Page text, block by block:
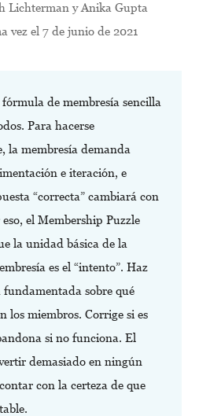
Lichterman y Anika Gupta
vez el 7 de junio de 2021
de membresía sencilla
Para hacerse
la membresía demanda
e iteración, e
“correcta” cambiará con
el Membership Puzzle
la unidad básica de la
es el “intento”. Haz
sobre qué
los miembros. Corrige si es
si no funciona. El
demasiado en ningún
con la certeza de que